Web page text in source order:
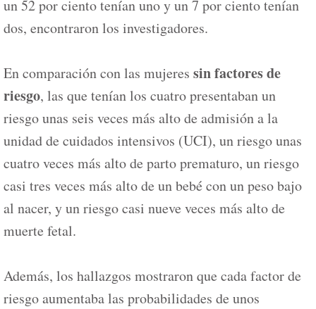
un 52 por ciento tenían uno y un 7 por ciento tenían
dos, encontraron los investigadores.
En comparación con las mujeres sin factores de
riesgo, las que tenían los cuatro presentaban un
riesgo unas seis veces más alto de admisión a la
unidad de cuidados intensivos (UCI), un riesgo unas
cuatro veces más alto de parto prematuro, un riesgo
casi tres veces más alto de un bebé con un peso bajo
al nacer, y un riesgo casi nueve veces más alto de
muerte fetal.
Además, los hallazgos mostraron que cada factor de
riesgo aumentaba las probabilidades de unos